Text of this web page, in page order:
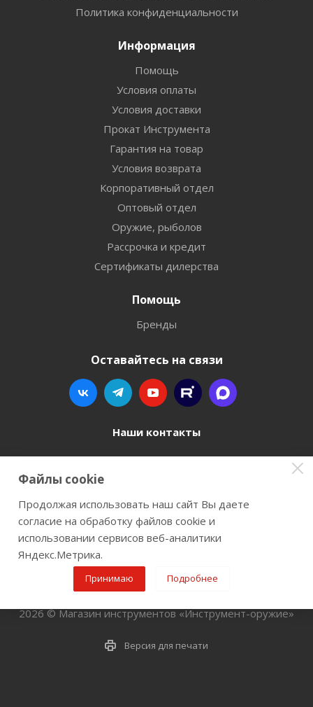
Политика конфиденциальности
Информация
Помощь
Условия оплаты
Условия доставки
Прокат Инструмента
Гарантия на товар
Условия возврата
Корпоративный отдел
Оптовый отдел
Оружие, рыболов
Рассрочка и кредит
Сертификаты дилерства
Помощь
Бренды
Оставайтесь на связи
Наши контакты
8 800 77-00-962
г. Пермь, ул. Павла Преображенского, д.6А,
помещение 3
2026 © Магазин инструментов «Инструмент-оружие»
Версия для печати
Файлы cookie
Продолжая использовать наш сайт Вы даете
согласие на обработку файлов cookie и
использовании сервисов веб-аналитики
Яндекс.Метрика.
Принимаю Подробнее